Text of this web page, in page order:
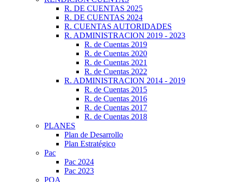
R. DE CUENTAS 2025
R. DE CUENTAS 2024
R. CUENTAS AUTORIDADES
R. ADMINISTRACION 2019 - 2023
R. de Cuentas 2019
R. de Cuentas 2020
R. de Cuentas 2021
R. de Cuentas 2022
R. ADMINISTRACION 2014 - 2019
R. de Cuentas 2015
R. de Cuentas 2016
R. de Cuentas 2017
R. de Cuentas 2018
PLANES
Plan de Desarrollo
Plan Estratégico
Pac
Pac 2024
Pac 2023
POA